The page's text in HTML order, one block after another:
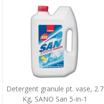
Detergent granule pt. vase, 2.7
Kg, SANO San 5-in-1